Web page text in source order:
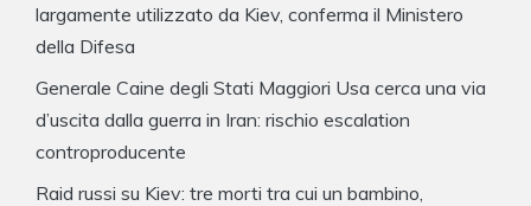
largamente utilizzato da Kiev, conferma il Ministero
della Difesa
Generale Caine degli Stati Maggiori Usa cerca una via
d’uscita dalla guerra in Iran: rischio escalation
controproducente
Raid russi su Kiev: tre morti tra cui un bambino,